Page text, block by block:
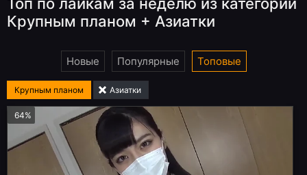
Крупным планом + Азиатки
Новые Популярные Топовые
Крупным планом Азиатки
64%